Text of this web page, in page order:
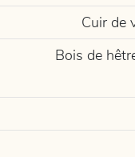
Cuir de
Bois de